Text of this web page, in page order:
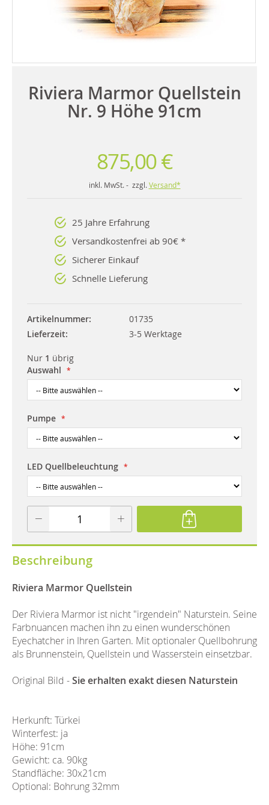
Riviera Marmor Quellstein
Nr. 9 Höhe 91cm
875,00 €
inkl. MwSt. - zzgl. Versand*
25 Jahre Erfahrung
Versandkostenfrei ab 90€ *
Sicherer Einkauf
Schnelle Lieferung
Artikelnummer
01735
Lieferzeit
3-5 Werktage
Nur 1 übrig
Auswahl
Pumpe
LED Quellbeleuchtung
Beschreibung
Riviera Marmor Quellstein
Der Riviera Marmor ist nicht "irgendein" Naturstein. Seine
Farbnuancen machen ihn zu einen wunderschönen
Eyechatcher in Ihren Garten. Mit optionaler Quellbohrung
als Brunnenstein, Quellstein und Wasserstein einsetzbar.
Original Bild -Sie erhalten exakt diesen Naturstein
Herkunft: Türkei
Winterfest: ja
Höhe: 91cm
Gewicht: ca. 90kg
Standfläche: 30x21cm
Optional: Bohrung 32mm